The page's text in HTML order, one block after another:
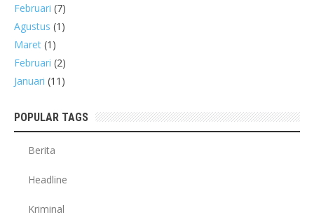
Februari (7)
Agustus (1)
Maret (1)
Februari (2)
Januari (11)
POPULAR TAGS
Berita
Headline
Kriminal